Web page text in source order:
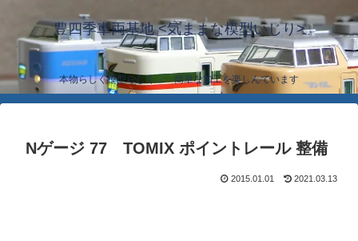
豊四季車両基地 <気ままな模型いじり>
本物らしく模型らしく… 簡単な加工を楽しんでいます
Nゲージ 77 TOMIX ポイントレール 整備
2015.01.01 2021.03.13